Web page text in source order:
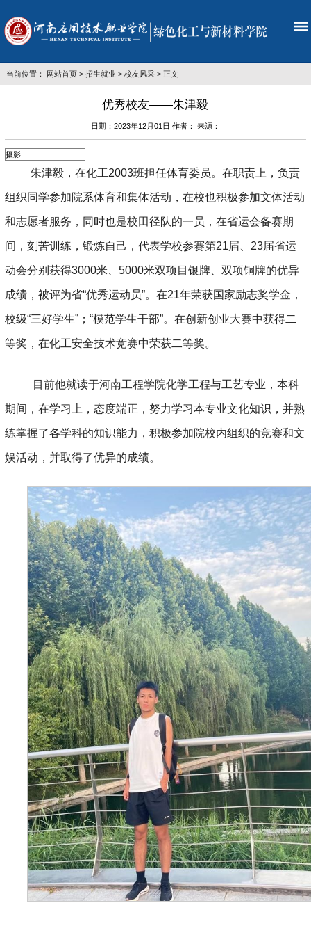
当前位置： 网站首页> 招生就业 > 校友风采> 正文
优秀校友——朱津毅
日期：2023年12月01日 作者： 来源：
摄影
朱津毅，在化工2003班担任体育委员。在职责上，负责
组织同学参加院系体育和集体活动，在校也积极参加文体活动
和志愿者服务，同时也是校田径队的一员，在省运会备赛期
间，刻苦训练，锻炼自己，代表学校参赛第21届 23届省运
动会分别获得3000米、 5000米双项目银牌、双项铜牌的优异
成绩，被评为省“优秀运动员”。 在21年荣获国家励志奖学金，
校级“三好学生”；“模范学生干部”。 在创新创业大赛中获得二
等奖，在化工安全技术竞赛中荣获二等奖。
目前他就读于河南工程学院化学工程与工艺专业，本科
期间，在学习上，态度端正，努力学习本专业文化知识，并熟
练掌握了各学科的知识能力，积极参加院校内组织的竞赛和文
娱活动，并取得了优异的成绩。